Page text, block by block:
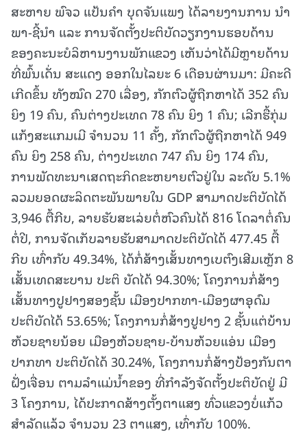
ສະຫາຍ ພົຈວ ແປ້ນຄຳ ບຸດຈັນແພງ ໄດ້ລາຍງານການ ນໍາ
ພາ-ຊີ້ນໍາ ແລະ ການຈັດຕັ້ງປະຕິບັດວຽກງານຮອບດ້ານ
ຂອງຄະນະບໍລິຫານງານພັກແຂວງ ເຫັນວ່າໄດ້ມີຫຼາຍດ້ານ
ທີ່ພົ້ນເດັ່ນ ສະແດງ ອອກໃນໄລຍະ 6 ເດືອນຜ່ານມາ: ມີຄະດີ
ເກີດຂຶ້ນ ທັງໝົດ 270 ເລື່ອງ, ກັກຕົວຜູ້ຖືກຫາໄດ້ 352 ຄົນ
ຍິງ 19 ຄົນ, ຄົນຕ່າງປະເທດ 78 ຄົນ ຍິງ 1 ຄົນ; ເລີກຮື້ກຸ່ມ
ແກ້ງສະແກມເມີ ຈໍານວນ 11 ຄັ້ງ, ກັກຕົວຜູ້ຖືກຫາໄດ້ 949
ຄົນ ຍິງ 258 ຄົນ, ຕ່າງປະເທດ 747 ຄົນ ຍິງ 174 ຄົນ,
ການພັດທະນາເສດຖະກິດຂະຫຍາຍຕົວຢູ່ໃນ ລະດັບ 5.1%
ລວມຍອດຜະລິດຕະພັນພາຍໃນ GDP ສາມາດປະຕິບັດໄດ້
3,946 ຕື້ກີບ, ລາຍຮັບສະເລ່ຍຕໍ່ຫົວຄົນໄດ້ 816 ໂດລາຕໍ່ຄົນ
ຕໍ່ປີ, ການຈັດເກັບລາຍຮັບສາມາດປະຕິບັດໄດ້ 477.45 ຕື້
ກີບ ເທົ່າກັບ 49.34%, ໄດ້ກໍ່ສ້າງເສັ້ນທາງເບຕົງເສີມເຫຼັກ 8
ເສັ້ນເທດສະບານ ປະຕິ ບັດໄດ້ 94.30%; ໂຄງການກໍ່ສ້າງ
ເສັ້ນທາງປູຢາງສອງຊັ້ນ ເມືອງປາກທາ-ເມືອງຜາອຸດົມ
ປະຕິບັດໄດ້ 53.65%; ໂຄງການກໍ່ສ້າງປູຢາງ 2 ຊັ້ນແຕ່ບ້ານ
ຫ້ວຍຊາຍນ້ອຍ ເມືອງຫ້ວຍຊາຍ-ບ້ານຫ້ວຍແອ່ນ ເມືອງ
ປາກທາ ປະຕິບັດໄດ້ 30.24%, ໂຄງການກໍ່ສ້າງປ້ອງກັນຕາ
ຝັ່ງເຈື່ອນ ຕາມລໍາແມ່ນໍ້າຂອງ ທີ່ກໍາລັງຈັດຕັ້ງປະຕິບັດຢູ່ ມີ
3 ໂຄງການ, ໄດ້ປະກາດສ້າງຕັ້ງຕາແສງ ທົ່ວແຂວງບໍ່ແກ້ວ
ສໍາລັດແລ້ວ ຈໍານວນ 23 ຕາແສງ, ເທົ່າກັບ 100%.